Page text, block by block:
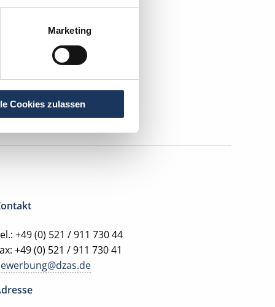
Marketing
Cookies zulassen
+49 (0) 521 / 911 730 44
+49 (0) 521 / 911 730 41